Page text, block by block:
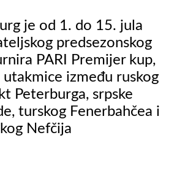
je od 1. do 15. jula
predsezonskog
PARI Premijer kup,
između ruskog
Peterburga, srpske
turskog Fenerbahčea i
Nefčija